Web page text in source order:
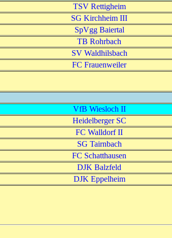
TSV Rettigheim
SG Kirchheim III
SpVgg Baiertal
TB Rohrbach
SV Waldhilsbach
FC Frauenweiler
VfB Wiesloch II
Heidelberger SC
FC Walldorf II
SG Tairnbach
FC Schatthausen
DJK Balzfeld
DJK Eppelheim